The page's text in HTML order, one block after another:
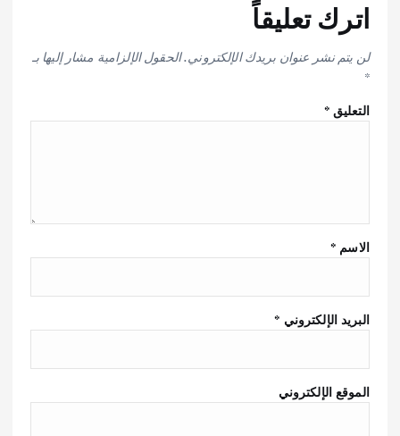
اترك تعليقاً
لن يتم نشر عنوان بريدك الإلكتروني.الحقول الإلزامية مشار إليها بـ
*
التعليق*
الاسم *
البريد الإلكتروني *
الموقع الإلكتروني